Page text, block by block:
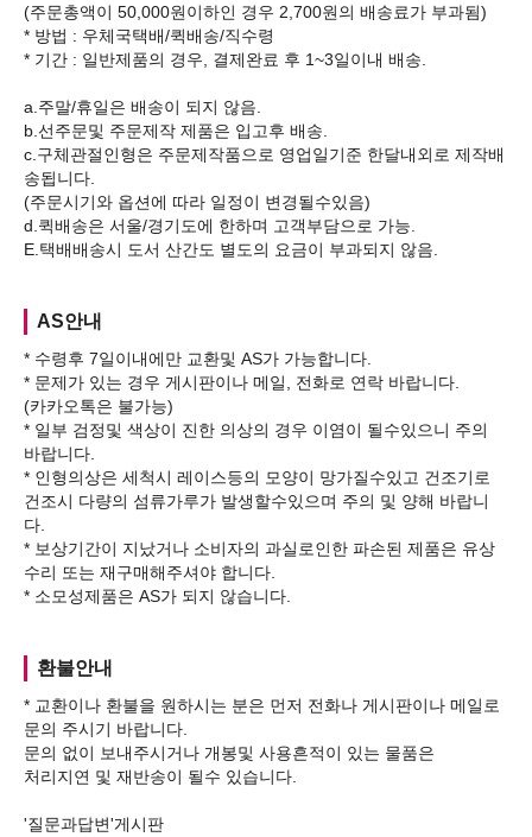
(주문총액이 50,000원이하인 경우 2,700원의 배송료가 부과됨)
* 방법 : 우체국택배/퀵배송/직수령
* 기간 : 일반제품의 경우, 결제완료 후 1~3일이내 배송.
a.주말/휴일은 배송이 되지 않음.
b.선주문및 주문제작 제품은 입고후 배송.
c.구체관절인형은 주문제작품으로 영업일기준 한달내외로 제작배
송됩니다.
(주문시기와 옵션에 따라 일정이 변경될수있음)
d.퀵배송은 서울/경기도에 한하며 고객부담으로 가능.
AS안내
* 수령후 7일이내에만 교환및 AS가 가능합니다.
* 문제가 있는 경우 게시판이나 메일, 전화로 연락 바랍니다.
(카카오톡은 불가능)
* 일부 검정및 색상이 진한 의상의 경우 이염이 될수있으니 주의
바랍니다.
* 인형의상은 세척시 레이스등의 모양이 망가질수있고 건조기로
건조시 다량의 섬류가루가 발생할수있으며 주의 및 양해 바랍니
다.
* 보상기간이 지났거나 소비자의 과실로인한 파손된 제품은 유상
수리 또는 재구매해주셔야 합니다.
환불안내
* 교환이나 환불을 원하시는 분은 먼저 전화나 게시판이나 메일로
문의 주시기 바랍니다.
문의 없이 보내주시거나 개봉및 사용흔적이 있는 물품은
처리지연 및 재반송이 될수 있습니다.
'질문과답변'게시판